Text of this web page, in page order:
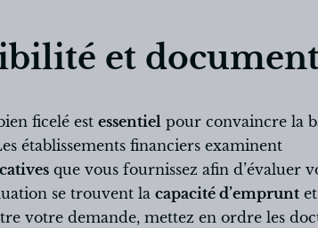
et
ficelé est essentiel pour convaincre la
établissements financiers examinent
que vous fournissez afin d’évaluer
se trouvent la capacité d’emprunt
votre demande, mettez en ordre les